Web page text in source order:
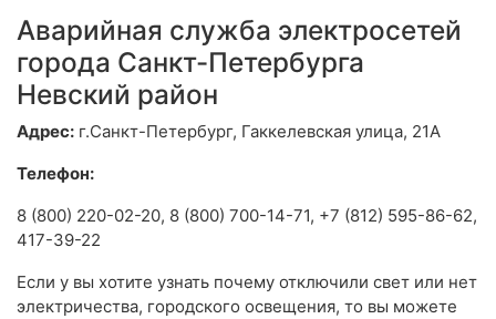
Аварийная служба электросетей
города Санкт-Петербурга
Невский район
Адрес: г.Санкт-Петербург, Гаккелевская улица, 21А
Телефон:
8 (800) 220-02-20, 8 (800) 700-14-71, +7 (812) 595-86-62,
417-39-22
Если у вы хотите узнать почему отключили свет или нет
электричества, городского освещения, то вы можете